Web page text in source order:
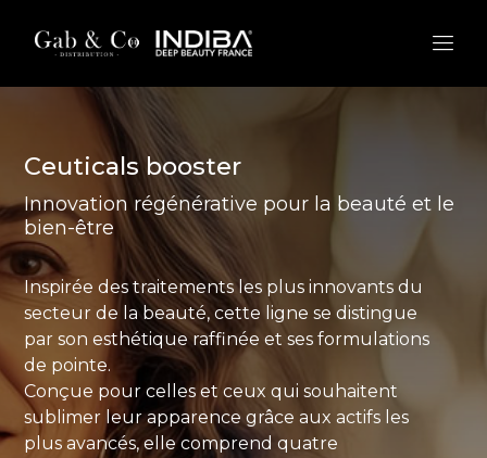
Ceuticals booster
Innovation régénérative pour la beauté et le
bien-être
Inspirée des traitements les plus innovants du
secteur de la beauté, cette ligne se distingue
par son esthétique raffinée et ses formulations
de pointe.
Conçue pour celles et ceux qui souhaitent
sublimer leur apparence grâce aux actifs les
plus avancés, elle comprend quatre